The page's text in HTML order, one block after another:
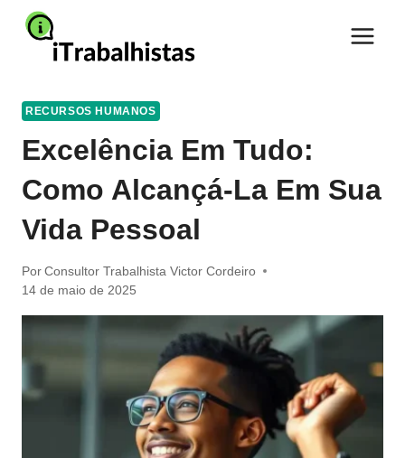
Pular
para
RECURSOS HUMANOS
Excelência Em Tudo:
Como Alcançá-La Em Sua
Vida Pessoal
Por Consultor Trabalhista Victor Cordeiro
14 de maio de 2025